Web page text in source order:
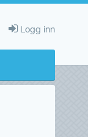
Logg inn